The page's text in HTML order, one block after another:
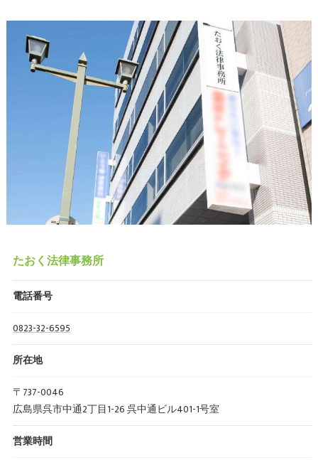
たおく法律事務所
電話番号
0823-32-6595
所在地
〒737-0046
広島県呉市中通2丁目1-26 呉中通ビル401-1号室
営業時間